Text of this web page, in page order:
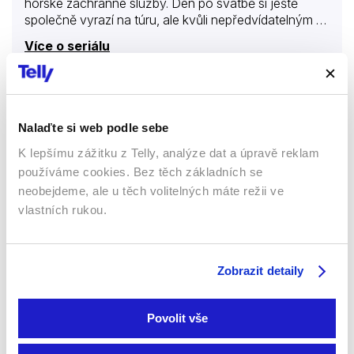
Nalaďte si web podle sebe
K lepšímu zážitku z Telly, analýze dat a úpravě reklam
používáme cookies. Bez těch základních se
neobejdeme, ale u těch volitelných máte režii ve
vlastních rukou.
Zobrazit detaily
Povolit vše
společně vyrazí na túru, ale kvůli nepředvídatelným a
se snaží postarat o čerstvě ovdovělou Emilii (Stefanie
von Poserová) a její dvě děti, tak jak to Stefanovi
před jeho smrtí slíbil. Jenže to není tak jednoduché.
se ještě přidávají, když se Andreas stává novým
velitelem záchranářů z hor.
Více o seriálu
Seriály